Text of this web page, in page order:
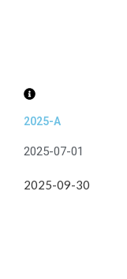
2025-A
2025-07-01
2025-09-30